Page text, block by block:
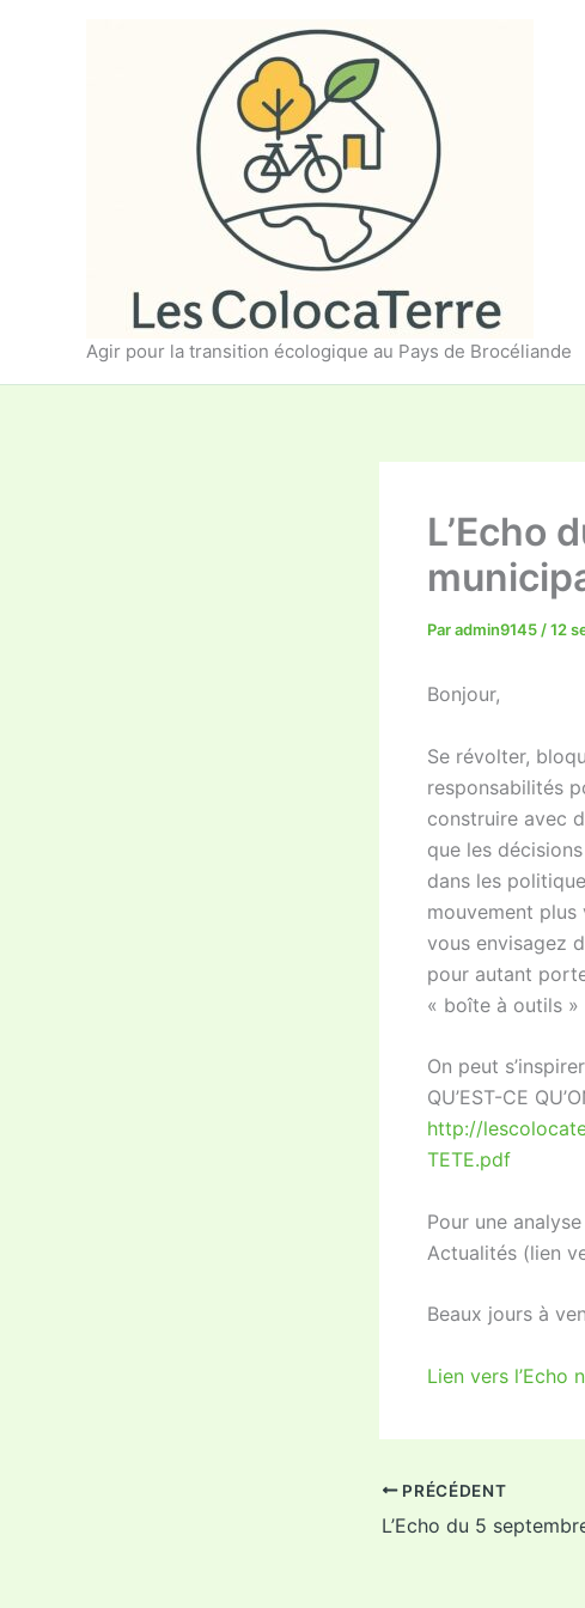
Agir pour la transition écologique au Pays de Brocéliande
L’Echo
Paradmin9145 /12
Bonjour,
Se révolter,
responsabilités
construire avec
que les
dans les
mouvement
vous envisagez
pour autant
« boîte à outils »
On peut
QU’EST-CE
http://
TETE.pdf
Pour une
Actualités (lien
Beaux jours à
Lien vers l’Echo
PRÉCÉDENT